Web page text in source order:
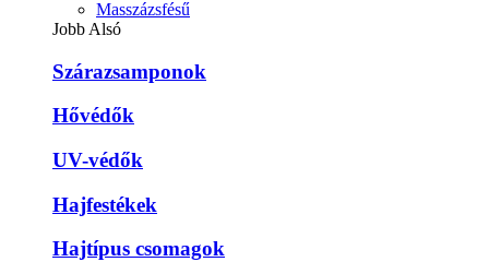
Masszázsfésű
Jobb Alsó
Szárazsamponok
Hővédők
UV-védők
Hajfestékek
Hajtípus csomagok